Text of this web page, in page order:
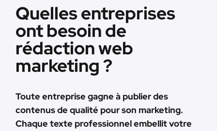
Quelles entreprises
ont besoin de
rédaction web
marketing ?
Toute entreprise gagne à publier des
contenus de qualité pour son marketing.
Chaque texte professionnel embellit votre